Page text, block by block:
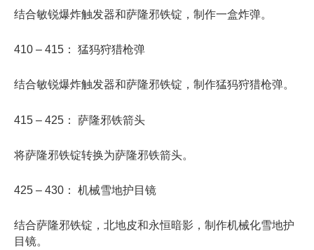
结合敏锐爆炸触发器和萨隆邪铁锭，制作一盒炸弹。
410 – 415： 猛犸狩猎枪弹
结合敏锐爆炸触发器和萨隆邪铁锭，制作猛犸狩猎枪弹。
415 – 425： 萨隆邪铁箭头
将萨隆邪铁锭转换为萨隆邪铁箭头。
425 – 430： 机械雪地护目镜
结合萨隆邪铁锭，北地皮和永恒暗影，制作机械化雪地护
目镜。